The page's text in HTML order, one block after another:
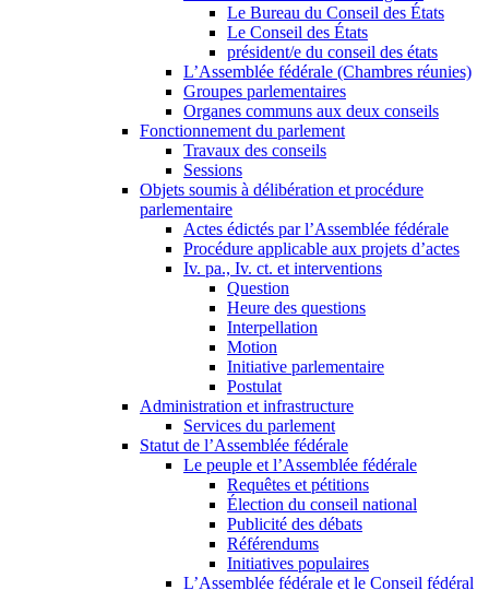
Le Bureau du Conseil des États
Le Conseil des États
président/e du conseil des états
L’Assemblée fédérale (Chambres réunies)
Groupes parlementaires
Organes communs aux deux conseils
Fonctionnement du parlement
Travaux des conseils
Sessions
Objets soumis à délibération et procédure
parlementaire
Actes édictés par l’Assemblée fédérale
Procédure applicable aux projets d’actes
Iv. pa., Iv. ct. et interventions
Question
Heure des questions
Interpellation
Motion
Initiative parlementaire
Postulat
Administration et infrastructure
Services du parlement
Statut de l’Assemblée fédérale
Le peuple et l’Assemblée fédérale
Requêtes et pétitions
Élection du conseil national
Publicité des débats
Référendums
Initiatives populaires
L’Assemblée fédérale et le Conseil fédéral